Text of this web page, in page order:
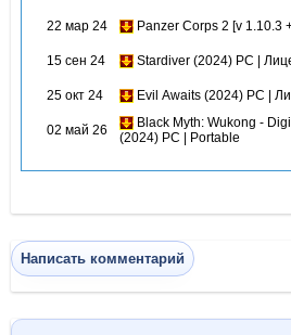
22 мар 24 Panzer Corps 2 [v 1.10.3
15 сен 24 Stardiver (2024) PC |
25 окт 24 Evil Awaits (2024) PC |
02 май 26
Black Myth: Wukong -
(2024) PC | Portable
Написать комментарий